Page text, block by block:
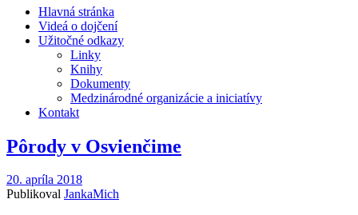
Hlavná stránka
Videá o dojčení
Užitočné odkazy
Linky
Knihy
Dokumenty
Medzinárodné organizácie a iniciatívy
Kontakt
Pôrody v Osvienčime
20. apríla 2018
Publikoval JankaMich